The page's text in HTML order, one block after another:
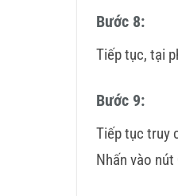
Bước 8:
Tiếp tục, tại
Bước 9:
Tiếp tục truy
Nhấn vào nút